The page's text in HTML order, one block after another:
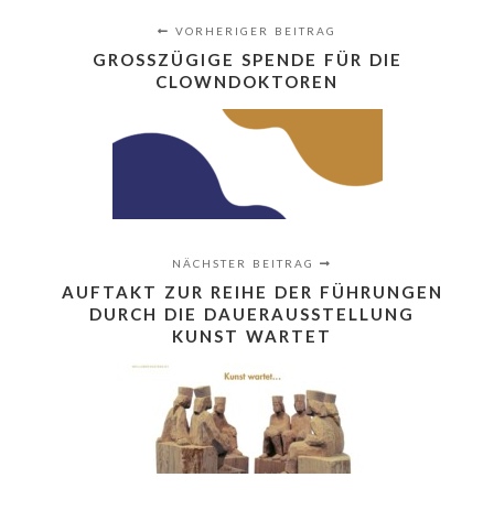
VORHERIGER BEITRAG
GROSSZÜGIGE SPENDE FÜR DIE C
LOWNDOKTOREN​
NÄCHSTER BEITRAG
AUFTAKT ZUR REIHE DER FÜHRUNGEN
DURCH DIE DAUERAUSSTELLUNG
KUNST WARTET